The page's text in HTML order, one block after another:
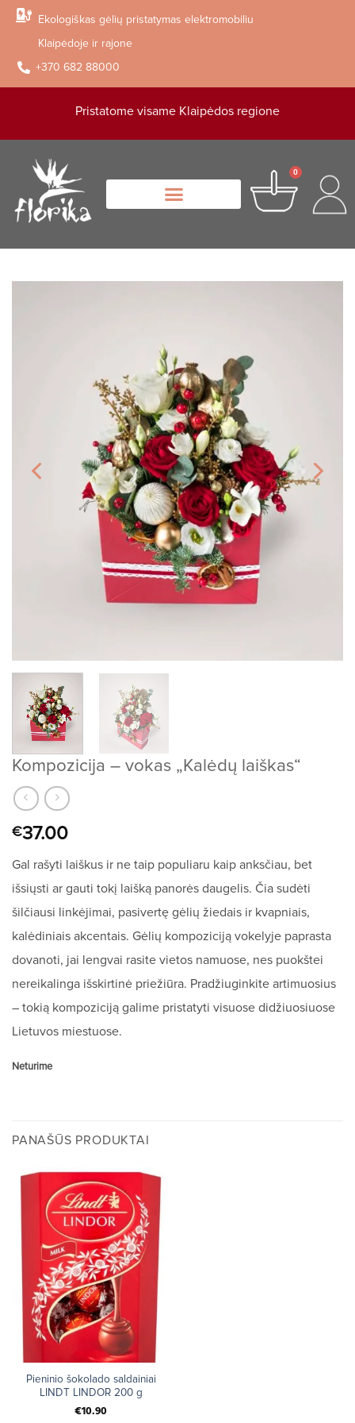
Ekologiškas gėlių pristatymas elektromobiliu
Klaipėdoje ir rajone
+370 682 88000
Pristatome visame Klaipėdos regione
0
Kompozicija – vokas „Kalėdų laiškas“
€37.00
Gal rašyti laiškus ir ne taip populiaru kaip anksčiau, bet
išsiųsti ar gauti tokį laišką panorės daugelis. Čia sudėti
šilčiausi linkėjimai, pasivertę gėlių žiedais ir kvapniais,
kalėdiniais akcentais. Gėlių kompoziciją vokelyje paprasta
dovanoti, jai lengvai rasite vietos namuose, nes puokštei
nereikalinga išskirtinė priežiūra. Pradžiuginkite artimuosius
– tokią kompoziciją galime pristatyti visuose didžiuosiuose
Lietuvos miestuose.
Neturime
PANAŠŪS PRODUKTAI
Pieninio šokolado saldainiai
LINDT LINDOR 200 g
€10.90